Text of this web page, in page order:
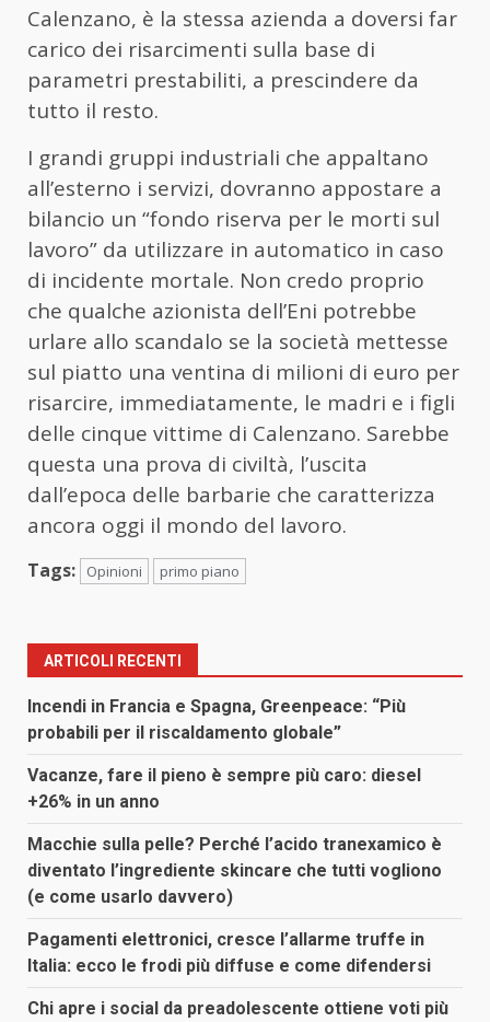
Calenzano, è la stessa azienda a doversi far
carico dei risarcimenti sulla base di
parametri prestabiliti, a prescindere da
tutto il resto.
I grandi gruppi industriali che appaltano
all’esterno i servizi, dovranno appostare a
bilancio un “fondo riserva per le morti sul
lavoro” da utilizzare in automatico in caso
di incidente mortale. Non credo proprio
che qualche azionista dell’Eni potrebbe
urlare allo scandalo se la società mettesse
sul piatto una ventina di milioni di euro per
risarcire, immediatamente, le madri e i figli
delle cinque vittime di Calenzano. Sarebbe
questa una prova di civiltà, l’uscita
dall’epoca delle barbarie che caratterizza
ancora oggi il mondo del lavoro.
Tags: Opinioni primo piano
ARTICOLI RECENTI
Incendi in Francia e Spagna, Greenpeace: “Più
probabili per il riscaldamento globale”
Vacanze, fare il pieno è sempre più caro: diesel
+26% in un anno
Macchie sulla pelle? Perché l’acido tranexamico è
diventato l’ingrediente skincare che tutti vogliono
(e come usarlo davvero)
Pagamenti elettronici, cresce l’allarme truffe in
Italia: ecco le frodi più diffuse e come difendersi
Chi apre i social da preadolescente ottiene voti più